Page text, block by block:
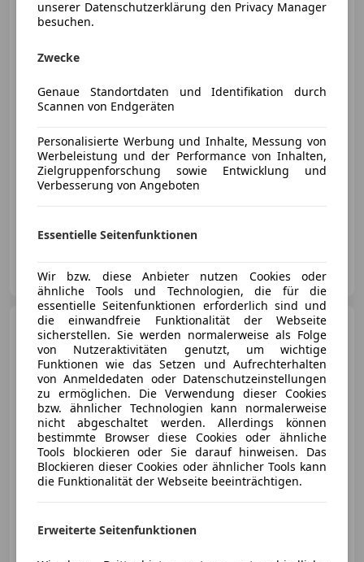
EcoBl. Aut."Titanium"
€ 16 950 1
129 656 km
AT-4782 St. Florian am Inn
Ford Focus
1.0 EcoBoost ST-
Line, Winter-Paket, LED, RFK, Ser
€ 12 490 1
unserer Datenschutzerklärung den Privacy Manager
besuchen.
Zwecke
Genaue Standortdaten und Identifikation durch
Scannen von Endgeräten
Personalisierte Werbung und Inhalte, Messung von
Werbeleistung und der Performance von Inhalten,
Zielgruppenforschung sowie Entwicklung und
Verbesserung von Angeboten
Essentielle Seitenfunktionen
Wir bzw. diese Anbieter nutzen Cookies oder
ähnliche Tools und Technologien, die für die
essentielle Seitenfunktionen erforderlich sind und
die einwandfreie Funktionalität der Webseite
sicherstellen. Sie werden normalerweise als Folge
von Nutzeraktivitäten genutzt, um wichtige
Funktionen wie das Setzen und Aufrechterhalten
von Anmeldedaten oder Datenschutzeinstellungen
zu ermöglichen. Die Verwendung dieser Cookies
bzw. ähnlicher Technologien kann normalerweise
nicht abgeschaltet werden. Allerdings können
bestimmte Browser diese Cookies oder ähnliche
Tools blockieren oder Sie darauf hinweisen. Das
Blockieren dieser Cookies oder ähnlicher Tools kann
die Funktionalität der Webseite beeinträchtigen.
Erweiterte Seitenfunktionen